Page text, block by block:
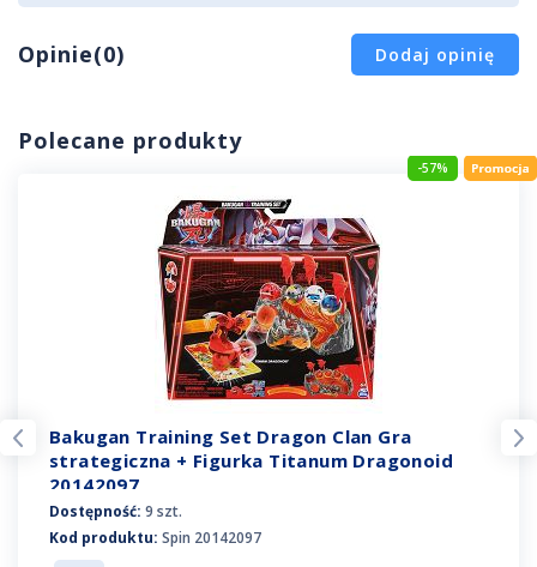
Opinie(0) Dodaj opinię
Polecane produkty
-57%
Bakugan Training Set Dragon Clan Gra
strategiczna + Figurka Titanum Dragonoid
20142097
Dostępność: 9 szt.
Kod produktu: Spin 20142097